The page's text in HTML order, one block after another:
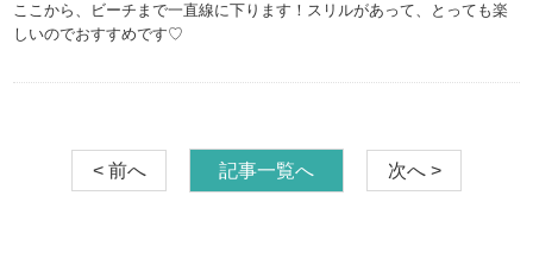
ここから、ビーチまで一直線に下ります！スリルがあって、とっても楽
しいのでおすすめです♡
< 前へ 記事一覧へ 次へ >